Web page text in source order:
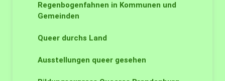
Regenbogenfahnen in Kommunen und
Gemeinden
Queer durchs Land
Ausstellungen queer gesehen